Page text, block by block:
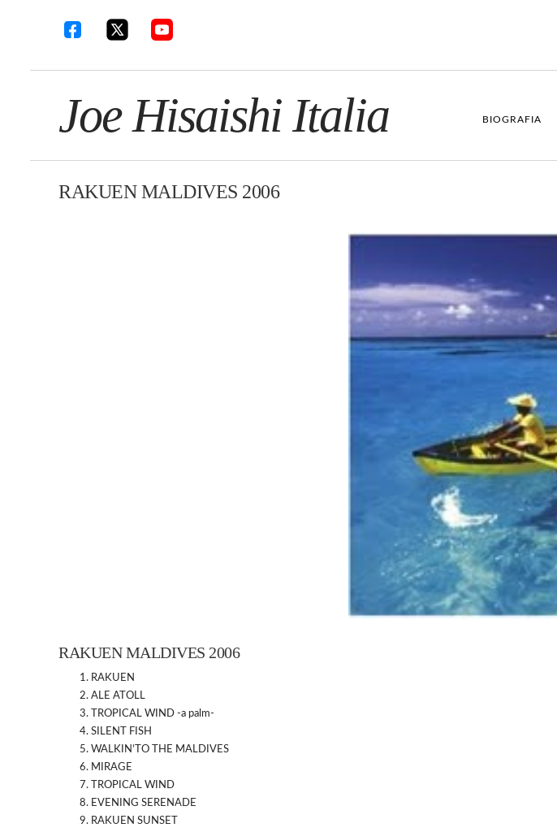
Joe Hisaishi Italia BIOGRAFIA
RAKUEN MALDIVES 2006
RAKUEN MALDIVES 2006
RAKUEN
ALE ATOLL
TROPICAL WIND -a palm-
SILENT FISH
WALKIN’TO THE MALDIVES
MIRAGE
TROPICAL WIND
EVENING SERENADE
RAKUEN SUNSET